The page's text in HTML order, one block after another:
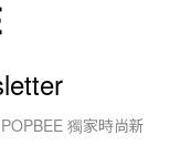
手的仿舊設
21
獨家時尚新